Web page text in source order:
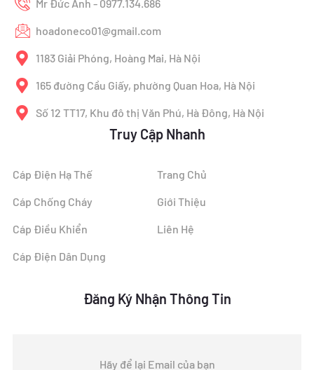
Mr Đức Anh - 0977.134.686
hoadoneco01@gmail.com
1183 Giải Phóng, Hoàng Mai, Hà Nội
165 đường Cầu Giấy, phường Quan Hoa, Hà Nội
Số 12 TT17, Khu đô thị Văn Phú, Hà Đông, Hà Nội
Truy Cập Nhanh
Cáp Điện Hạ Thế
Cáp Chống Cháy
Cáp Điều Khiển
Cáp Điện Dân Dụng
Trang Chủ
Giới Thiệu
Liên Hệ
Đăng Ký Nhận Thông Tin
Hãy để lại Email của bạn